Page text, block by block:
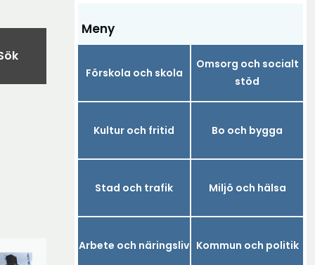
Meny
Förskola och skola
Omsorg och socialt
stöd
Kultur och fritid Bo och bygga
Stad och trafik Miljö och hälsa
Arbete och näringsliv Kommun och politik